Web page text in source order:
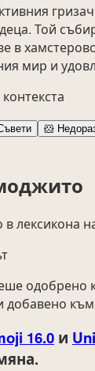
Той
в
мир и
🐹
лексикона
одобрено
добавено към
16.0 и